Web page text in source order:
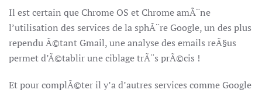
Il est certain que Chrome OS et Chrome amÃ¨ne
l’utilisation des services de la sphÃ¨re Google, un des plus
rependu Ã©tant Gmail, une analyse des emails reÃ§us
permet d’Ã©tablir une ciblage trÃ¨s prÃ©cis !
Et pour complÃ©ter il y’a d’autres services comme Google